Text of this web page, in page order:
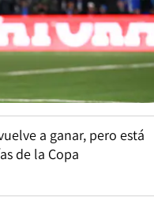
a ganar, pero está
de la Copa